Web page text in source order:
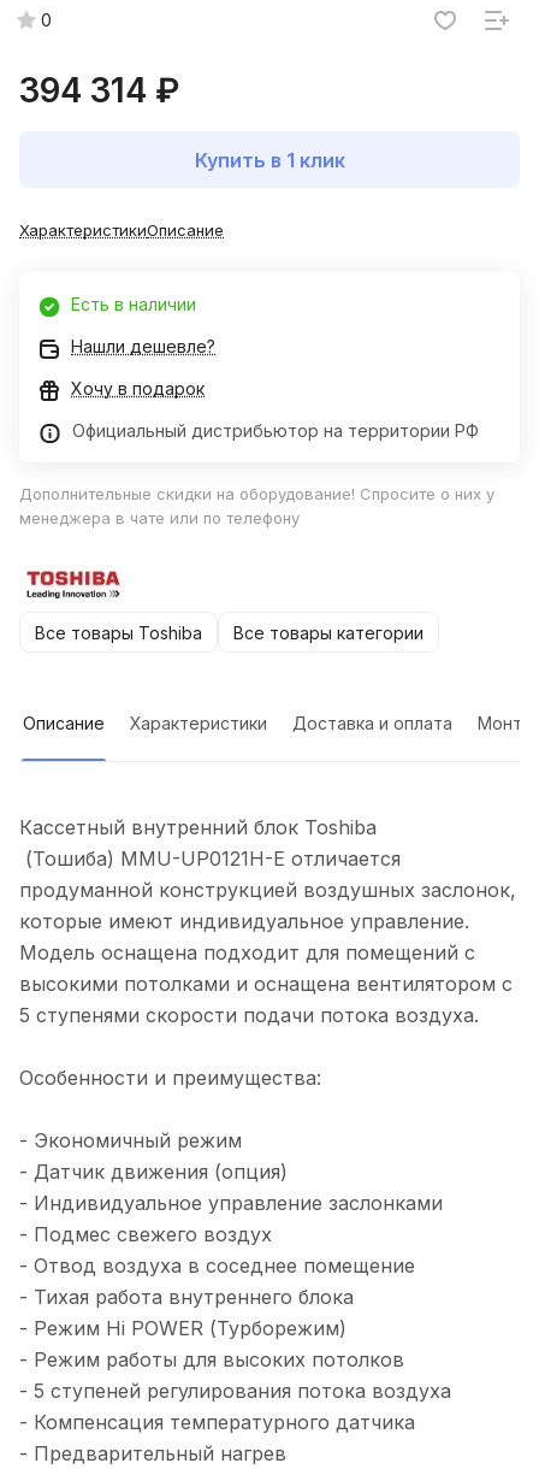
0
394 314 ₽
Купить в 1 клик
ХарактеристикиОписание
Есть в наличии
Нашли дешевле?
Хочу в подарок
Официальный дистрибьютор на территории РФ
Дополнительные скидки на оборудование! Спросите о них у
менеджера в чате или по телефону
Все товары Toshiba Все товары категории
Описание Характеристики Доставка и оплата
Кассетный внутренний блок Toshiba
(Тошиба) MMU-UP0121H-E отличается
продуманной конструкцией воздушных заслонок,
которые имеют индивидуальное управление.
Модель оснащена подходит для помещений с
высокими потолками и оснащена вентилятором с
5 ступенями скорости подачи потока воздуха.
Особенности и преимущества:
- Экономичный режим
- Датчик движения (опция)
- Индивидуальное управление заслонками
- Подмес свежего воздух
- Отвод воздуха в соседнее помещение
- Тихая работа внутреннего блока
- Режим Hi POWER (Турборежим)
- Режим работы для высоких потолков
- 5 ступеней регулирования потока воздуха
- Компенсация температурного датчика
- Предварительный нагрев